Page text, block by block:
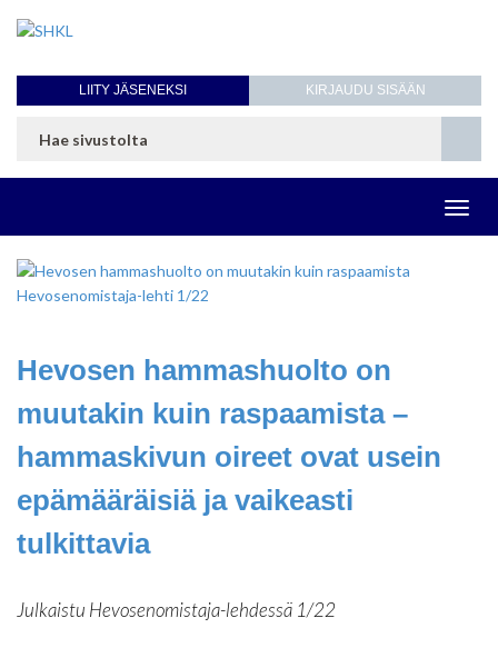
KIRJAUDU SISÄÄN
LIITY JÄSENEKSI
Hevosen hammashuolto on
muutakin kuin raspaamista –
hammaskivun oireet ovat usein
epämääräisiä ja vaikeasti
tulkittavia
Julkaistu Hevosenomistaja-lehdessä 1/22